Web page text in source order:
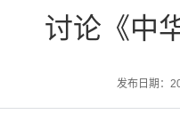
讨论《中
发布日期：